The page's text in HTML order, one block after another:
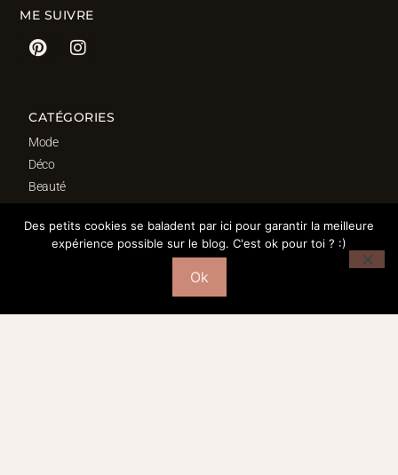
ME SUIVRE
CATÉGORIES
Mode
Déco
Beauté
Bordeaux
Des petits cookies se baladent par ici pour garantir la meilleure
expérience possible sur le blog. C'est ok pour toi ? :)
Ok